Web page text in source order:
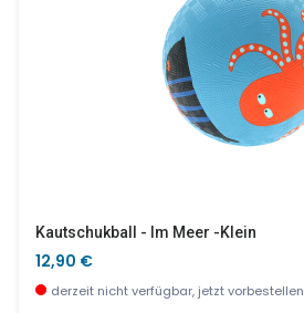
Muchachos Lama - Kuscheltuch
Kautschukball - Im Meer -klein
12,90 €
derzeit nicht verfügbar, jetzt vorbestellen